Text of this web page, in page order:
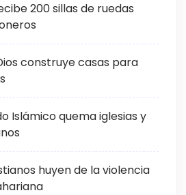
200 sillas de ruedas
construye casas para
Islámico quema iglesias y
huyen de la violencia